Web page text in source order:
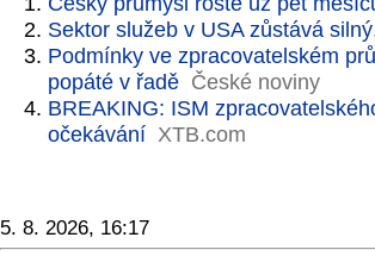
Sektor služeb v USA zůstává
Podmínky ve zpracovatelském
popáté v řadě České noviny
BREAKING: ISM
očekávání XTB.com
5. 8. 2026, 16:17